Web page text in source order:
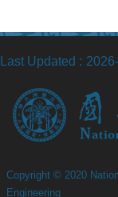
Last Updated
Copyright © 2020
Engineering